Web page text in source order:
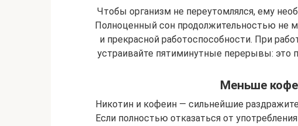
Чтобы организм не переутомлялся, ему
Полноценный сон продолжительностью не
и прекрасной работоспособности. При
устраивайте пятиминутные перерывы: это
Меньше кофе
Никотин и кофеин — сильнейшие
Если полностью отказаться от